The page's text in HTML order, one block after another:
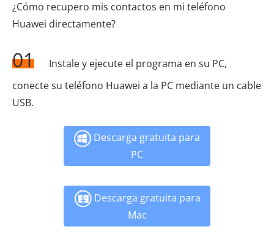
¿Cómo recupero mis contactos en mi teléfono
Huawei directamente?
01
Instale y ejecute el programa en su PC,
conecte su teléfono Huawei a la PC mediante un cable
USB.
Descarga gratuita para
PC
Descarga gratuita para
Mac